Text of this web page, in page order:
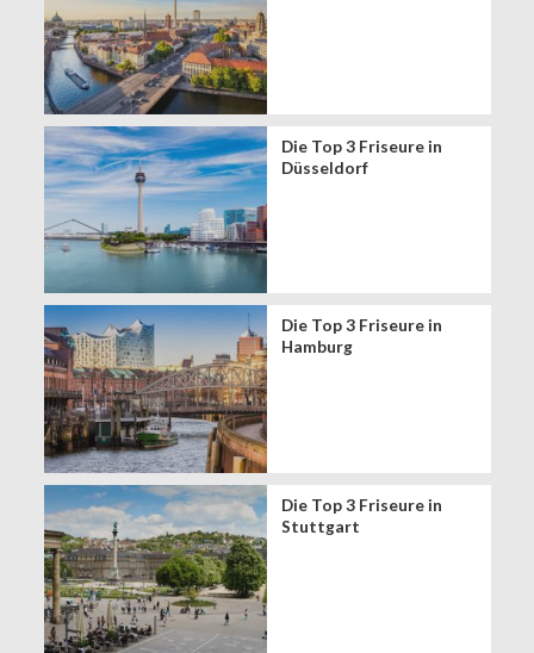
Die Top 3 Friseure in
Düsseldorf
Die Top 3 Friseure in
Hamburg
Die Top 3 Friseure in
Stuttgart